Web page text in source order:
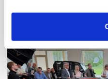
konkurrence- og